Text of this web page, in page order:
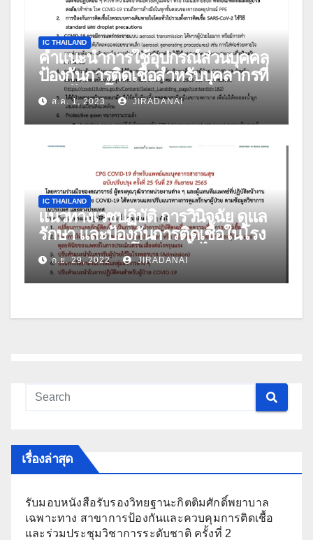
IC THAILAND
คำแนะนำการใช้อุปกรณ์ส่วนบุคคล
ป้องกันการติดเชื้อสำหรับบุคลากรที่
ดูแลผู้ป่วยโควิด-19 ฉบับปรับปรุง วัน
ที่ 27 กรกฎาคม 2566
ส.ค. 1, 2023 JIRADANAI
IC THAILAND
แนวทางเวชปฏิบัติ การวินิจฉัย ดูแล
รักษา และป้องกันการติดเชื้อในโรง
พยาบาล กรณีโรคติดเชื้อไวรัส
โคโรนา 2019 (COVID-19) สำหรับ
แพทย์และบุคลากรสาธารณสุข ฉบับ
2565
ก.ย. 29, 2022 JIRADANAI
เรื่องล่าสุด
รับมอบหนังสือรับรองวิทยฐานะกิตติมศักดิ์พยาบาล
เฉพาะทาง สาขาการป้องกันและควบคุมการติดเชื้อ
และร่วมประชุมวิชาการระดับชาติ ครั้งที่ 2